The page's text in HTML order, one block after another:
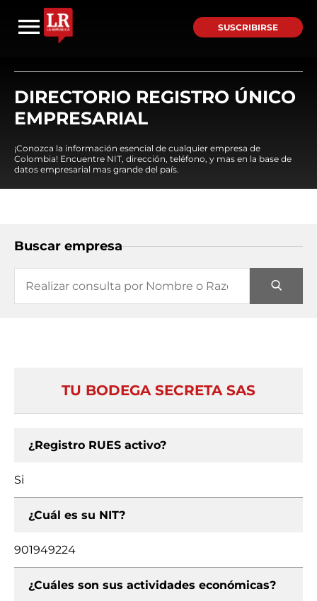
SUSCRIBIRSE
DIRECTORIO REGISTRO ÚNICO
EMPRESARIAL
¡Conozca la información esencial de cualquier empresa de
Colombia! Encuentre NIT, dirección, teléfono, y mas en la base de
datos empresarial mas grande del país.
Buscar empresa
TU BODEGA SECRETA SAS
¿Registro RUES activo?
Si
¿Cuál es su NIT?
901949224
¿Cuáles son sus actividades económicas?